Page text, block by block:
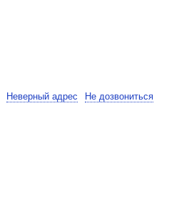
Неверный адрес Не дозвониться